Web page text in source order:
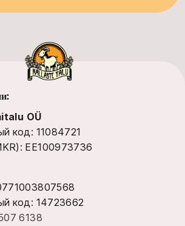
OÜ
код: 11084721
EE100973736
код: 14723662
6138